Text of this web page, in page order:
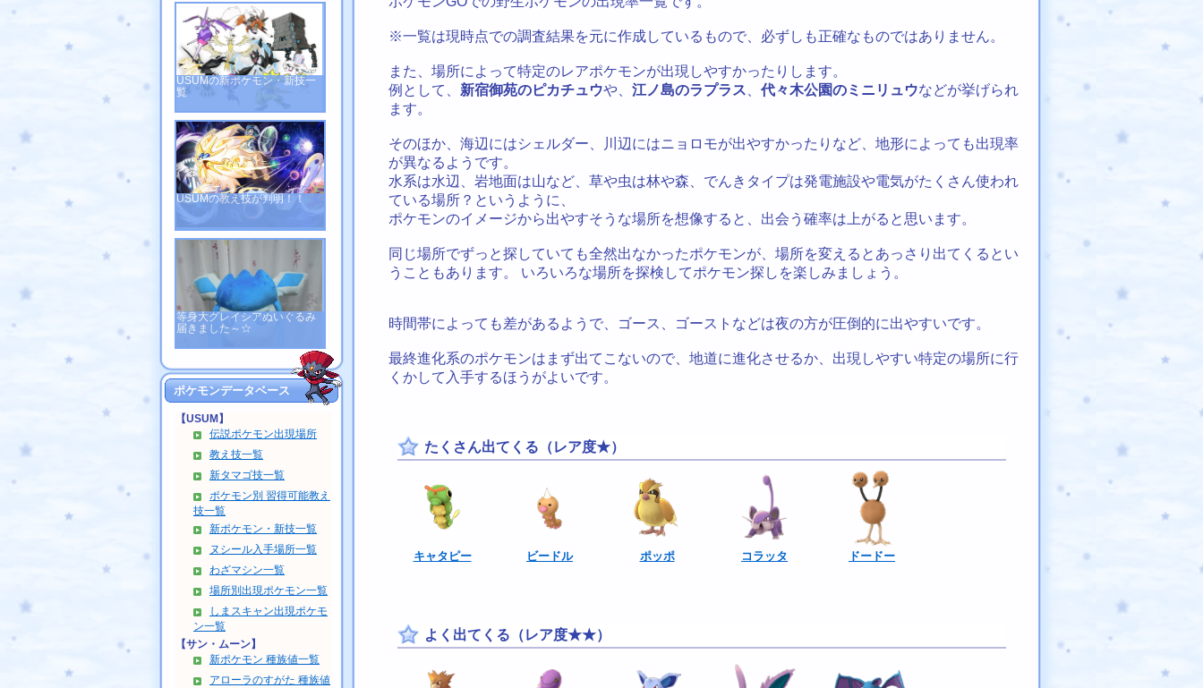
USUMの新ポケモン・新技一
覧
USUMの教え技が判明！！
等身大グレイシアぬいぐるみ
届きました～☆
ポケモンデータベース
【USUM】
伝説ポケモン出現場所
教え技一覧
新タマゴ技一覧
ポケモン別 習得可能教え
技一覧
新ポケモン・新技一覧
ヌシール入手場所一覧
わざマシン一覧
場所別出現ポケモン一覧
しまスキャン出現ポケモ
ン一覧
【サン・ムーン】
新ポケモン 種族値一覧
アローラのすがた 種族値
※一覧は現時点での調査結果を元に作成しているもので、必ずしも正確なものではありません。
また、場所によって特定のレアポケモンが出現しやすかったりします。
例として、 新宿御苑のピカチュウや、 江ノ島のラプラス 代々木公園のミニリュウなどが挙げられ
ます。
そのほか、海辺にはシェルダー、川辺にはニョロモが出やすかったりなど、地形によっても出現率
が異なるようです。
水系は水辺、岩地面は山など、草や虫は林や森、でんきタイプは発電施設や電気がたくさん使われ
ている場所？というように、
ポケモンのイメージから出やすそうな場所を想像すると、出会う確率は上がると思います。
同じ場所でずっと探していても全然出なかったポケモンが、場所を変えるとあっさり出てくるとい
うこともあります。 いろいろな場所を探検してポケモン探しを楽しみましょう。
時間帯によっても差があるようで、ゴース、ゴーストなどは夜の方が圧倒的に出やすいです。
最終進化系のポケモンはまず出てこないので、地道に進化させるか、出現しやすい特定の場所に行
くかして入手するほうがよいです。
たくさん出てくる（レア度★）
キャタピー ビードル ポッポ コラッタ ドードー
よく出てくる（レア度★★）